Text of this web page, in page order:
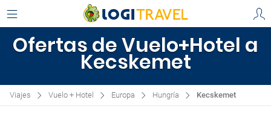
Ofertas de Vuelo+Hotel a
Kecskemet
Viajes Vuelo + Hotel Europa Hungría Kecskemet